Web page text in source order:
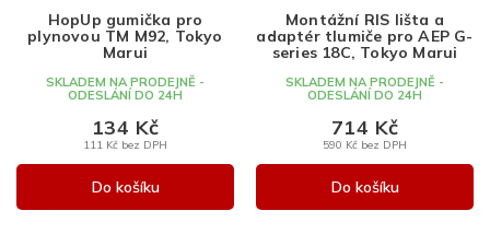
HopUp gumička pro
plynovou TM M92, Tokyo
Marui
SKLADEM NA PRODEJNĚ -
ODESLÁNÍ DO 24H
111 Kč bez DPH
134 Kč
Do košíku
Montážní RIS lišta a
adaptér tlumiče pro AEP G-
series 18C, Tokyo Marui
SKLADEM NA PRODEJNĚ -
ODESLÁNÍ DO 24H
590 Kč bez DPH
714 Kč
Do košíku